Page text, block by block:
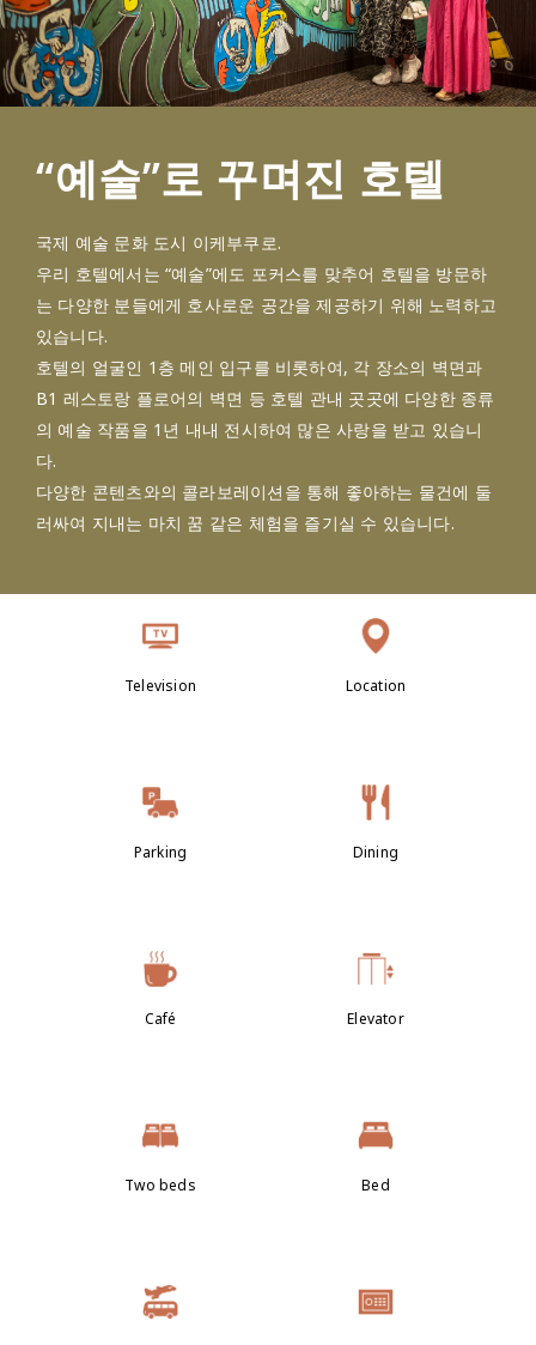
“예술”로 꾸며진 호텔
국제 예술 문화 도시 이케부쿠로.
우리 호텔에서는 “예술”에도 포커스를 맞추어 호텔을 방문하
는 다양한 분들에게 호사로운 공간을 제공하기 위해 노력하고
있습니다.
호텔의 얼굴인 1층 메인 입구를 비롯하여, 각 장소의 벽면과
B1 레스토랑 플로어의 벽면 등 호텔 관내 곳곳에 다양한 종류
의 예술 작품을 1년 내내 전시하여 많은 사랑을 받고 있습니
다.
다양한 콘텐츠와의 콜라보레이션을 통해 좋아하는 물건에 둘
러싸여 지내는 마치 꿈 같은 체험을 즐기실 수 있습니다.
Television Location
Parking Dining
Café Elevator
Two beds Bed